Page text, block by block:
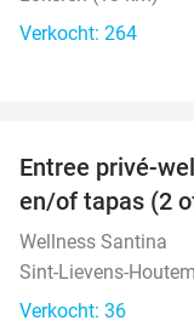
Verkocht: 264
Entree privé-
en/of tapas (2
Wellness Santina
Sint-Lievens-
Verkocht: 36